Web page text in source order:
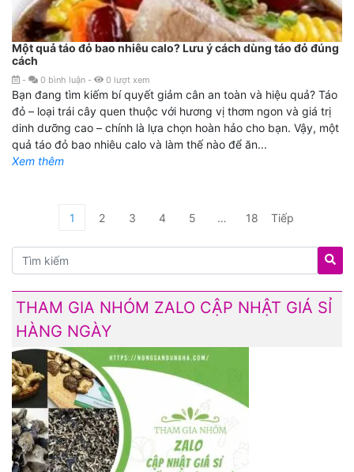
Một quả táo đỏ bao nhiêu calo? Lưu ý cách dùng táo đỏ đúng
cách
- 0 bình luận - 0 lượt xem
Bạn đang tìm kiếm bí quyết giảm cân an toàn và hiệu quả? Táo
đỏ – loại trái cây quen thuộc với hương vị thơm ngon và giá trị
dinh dưỡng cao – chính là lựa chọn hoàn hảo cho bạn. Vậy, một
quả táo đỏ bao nhiêu calo và làm thế nào để ăn...
Xem thêm
1 2 3 4 5 … 18 Tiếp
THAM GIA NHÓM ZALO CẬP NHẬT GIÁ SỈ
HÀNG NGÀY